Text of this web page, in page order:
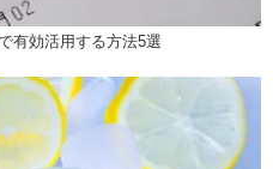
有効活用する方法5選